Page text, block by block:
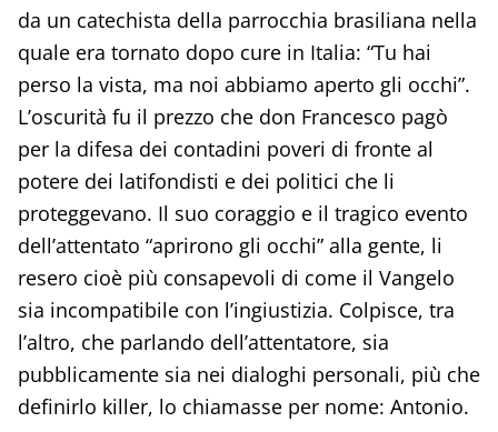
da un catechista della parrocchia brasiliana nella
quale era tornato dopo cure in Italia: “Tu hai
perso la vista, ma noi abbiamo aperto gli occhi”.
L’oscurità fu il prezzo che don Francesco pagò
per la difesa dei contadini poveri di fronte al
potere dei latifondisti e dei politici che li
proteggevano. Il suo coraggio e il tragico evento
dell’attentato “aprirono gli occhi” alla gente, li
resero cioè più consapevoli di come il Vangelo
sia incompatibile con l’ingiustizia. Colpisce, tra
l’altro, che parlando dell’attentatore, sia
pubblicamente sia nei dialoghi personali, più che
definirlo killer, lo chiamasse per nome: Antonio.